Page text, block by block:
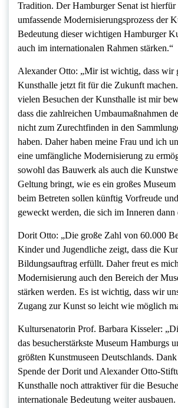
Tradition. Der Hamburger Senat ist hierfür
umfassende Modernisierungsprozess der
Bedeutung dieser wichtigen Hamburger
auch im internationalen Rahmen stärken.“
Alexander Otto: „Mir ist wichtig, dass wir
Kunsthalle jetzt fit für die Zukunft
vielen Besuchen der Kunsthalle ist mir
dass die zahlreichen Umbaumaßnahmen
nicht zum Zurechtfinden in den
haben. Daher haben meine Frau und ich
eine umfängliche Modernisierung zu
sowohl das Bauwerk als auch die
Geltung bringt, wie es ein großes Museum
beim Betreten sollen künftig Vorfreude
geweckt werden, die sich im Inneren dann
Dorit Otto: „Die große Zahl von 60.000
Kinder und Jugendliche zeigt, dass die
Bildungsauftrag erfüllt. Daher freut es
Modernisierung auch den Bereich der
stärken werden. Es ist wichtig, dass wir
Zugang zur Kunst so leicht wie möglich
Kultursenatorin Prof. Barbara Kisseler:
das besucherstärkste Museum Hamburgs
größten Kunstmuseen Deutschlands.
Spende der Dorit und Alexander Otto-
Kunsthalle noch attraktiver für die
internationale Bedeutung weiter